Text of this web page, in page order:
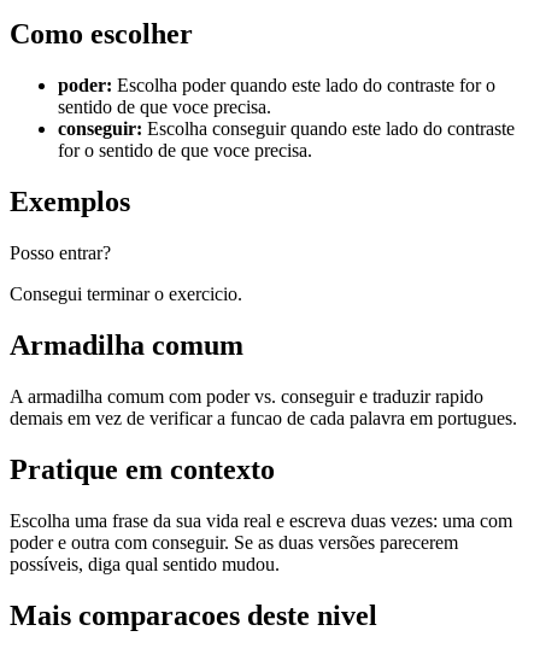
Como escolher
poder: Escolha poder quando este lado do contraste for o
sentido de que voce precisa.
conseguir: Escolha conseguir quando este lado do contraste
for o sentido de que voce precisa.
Exemplos
Posso entrar?
Consegui terminar o exercicio.
Armadilha comum
A armadilha comum com poder vs. conseguir e traduzir rapido
demais em vez de verificar a funcao de cada palavra em portugues.
Pratique em contexto
Escolha uma frase da sua vida real e escreva duas vezes: uma com
poder e outra com conseguir. Se as duas versões parecerem
possíveis, diga qual sentido mudou.
Mais comparacoes deste nivel